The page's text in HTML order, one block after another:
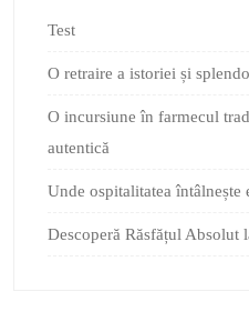
Test
O retraire a istoriei și
O incursiune în farmecul
autentică
Unde ospitalitatea întâlnește
Descoperă Răsfățul Absolut